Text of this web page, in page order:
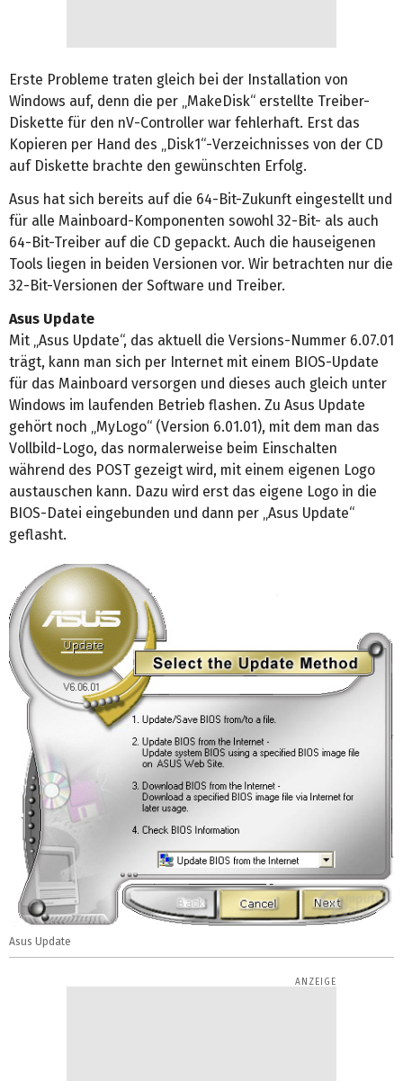
Erste Probleme traten gleich bei der Installation von
Windows auf, denn die per „MakeDisk“ erstellte Treiber-
Diskette für den nV-Controller war fehlerhaft. Erst das
Kopieren per Hand des „Disk1“-Verzeichnisses von der CD
auf Diskette brachte den gewünschten Erfolg.
Asus hat sich bereits auf die 64-Bit-Zukunft eingestellt und
für alle Mainboard-Komponenten sowohl 32-Bit- als auch
64-Bit-Treiber auf die CD gepackt. Auch die hauseigenen
Tools liegen in beiden Versionen vor. Wir betrachten nur die
32-Bit-Versionen der Software und Treiber.
Asus Update
Mit „Asus Update“, das aktuell die Versions-Nummer 6.07.01
trägt, kann man sich per Internet mit einem BIOS-Update
für das Mainboard versorgen und dieses auch gleich unter
Windows im laufenden Betrieb flashen. Zu Asus Update
gehört noch „MyLogo“ (Version 6.01.01), mit dem man das
Vollbild-Logo, das normalerweise beim Einschalten
während des POST gezeigt wird, mit einem eigenen Logo
austauschen kann. Dazu wird erst das eigene Logo in die
BIOS-Datei eingebunden und dann per „Asus Update“
geflasht.
Asus Update